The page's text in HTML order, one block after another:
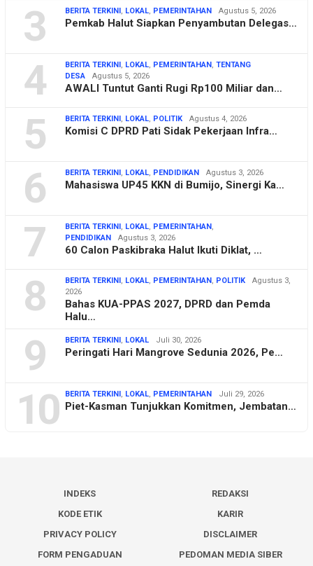
3 BERITA TERKINI LOKAL PEMERINTAHAN Agustus 5, 2026
Pemkab Halut Siapkan Penyambutan Delegas…
4 BERITA TERKINI LOKAL PEMERINTAHAN TENTANG
DESA
Agustus 5, 2026
AWALI Tuntut Ganti Rugi Rp100 Miliar dan…
5 BERITA TERKINI LOKAL POLITIK Agustus 4, 2026
Komisi C DPRD Pati Sidak Pekerjaan Infra…
6 BERITA TERKINI LOKAL PENDIDIKAN Agustus 3, 2026
Mahasiswa UP45 KKN di Bumijo, Sinergi Ka…
7 BERITA TERKINI LOKAL PEMERINTAHAN
PENDIDIKAN
Agustus 3, 2026
60 Calon Paskibraka Halut Ikuti Diklat, …
8 BERITA TERKINI LOKAL PEMERINTAHAN POLITIK
Agustus 3,
2026
Bahas KUA-PPAS 2027, DPRD dan Pemda
Halu…
9 BERITA TERKINI LOKAL Juli 30, 2026
Peringati Hari Mangrove Sedunia 2026, Pe…
10 BERITA TERKINI LOKAL PEMERINTAHAN Juli 29, 2026
Piet-Kasman Tunjukkan Komitmen, Jembatan…
INDEKS
REDAKSI
KODE ETIK
KARIR
PRIVACY POLICY
DISCLAIMER
FORM PENGADUAN
PEDOMAN MEDIA SIBER